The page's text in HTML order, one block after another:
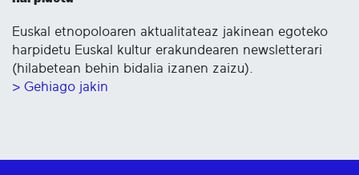
Euskal etnopoloaren aktualitateaz jakinean egoteko
harpidetu Euskal kultur erakundearen newsletterari
(hilabetean behin bidalia izanen zaizu).
> Gehiago jakin